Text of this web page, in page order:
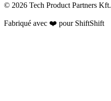
© 2026 Tech Product Partners Kft.
Fabriqué avec ❤️ pour ShiftShift